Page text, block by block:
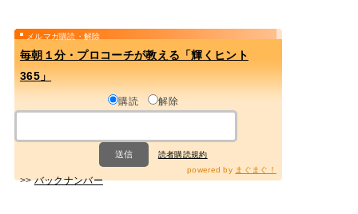
メルマガ購読・解除
毎朝１分・プロコーチが教える「輝くヒント
365」
購読 解除
読者購読規約
>>バックナンバー
powered by まぐまぐ！